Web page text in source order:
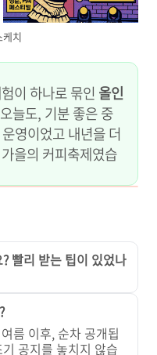
케치
이 하나로 묶인 올인
늘도, 기분 좋은 중
영이었고 내년을 더
을의 커피축제였습
빨리 받는 팁이 있었나
름 이후, 순차 공개됩
공지를 놓치지 않습